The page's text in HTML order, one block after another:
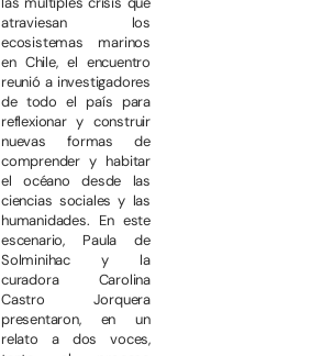
atraviesan los
ecosistemas marinos
en Chile, el encuentro
reunió a investigadores
de todo el país para
reflexionar y construir
nuevas formas de
comprender y habitar
el océano desde las
ciencias sociales y las
humanidades. En este
escenario, Paula de
Solminihac y la
curadora Carolina
Castro Jorquera
presentaron, en un
relato a dos voces,